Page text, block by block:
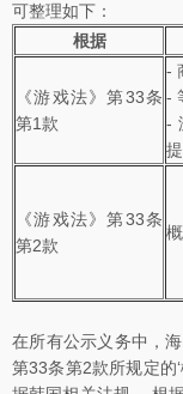
可整理如下：
根据
《游戏法》第33条
第1款
-
-
-
《游戏法》第33条
第2款
在所有公示义务中，
第33条第2款所规定的